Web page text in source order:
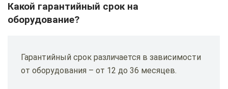
Какой гарантийный срок на
оборудование?
Гарантийный срок различается в зависимости
от оборудования – от 12 до 36 месяцев.